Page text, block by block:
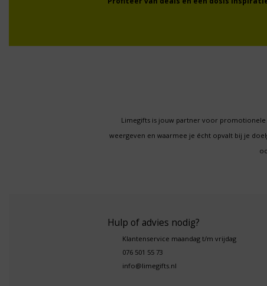
Limegifts is jouw partner voor promotionele
weergeven en waarmee je écht opvalt bij je
Hulp of advies nodig?
Klantenservice maandag t/m vrijdag
076 501 55 73
info@limegifts.nl